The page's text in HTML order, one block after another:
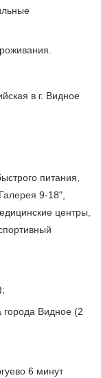
в г. Видное
питания,
9-18",
центры,
города Видное (2
6 минут